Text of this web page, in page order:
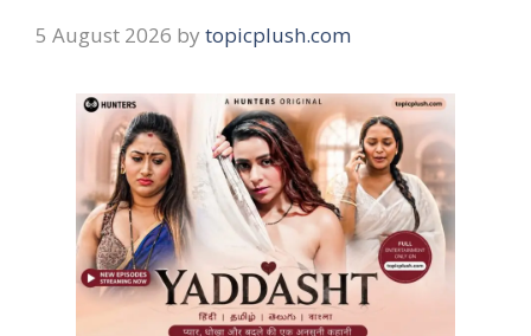
5 August 2026 by topicplush.com